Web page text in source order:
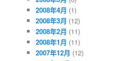
2008年4月 (1)
2008年3月 (12)
2008年2月 (11)
2008年1月 (11)
2007年12月 (12)